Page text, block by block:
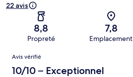
22 avis
8,8
Propreté
7,8
Emplacement
Avis
Avis vérifié
10/10 – Exceptionnel